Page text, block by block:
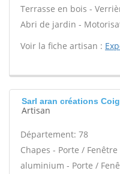
Terrasse en bois -
Abri de jardin -
Voir la fiche artisan :
Sarl aran créations
Artisan
Département: 78
Chapes - Porte /
aluminium - Porte /